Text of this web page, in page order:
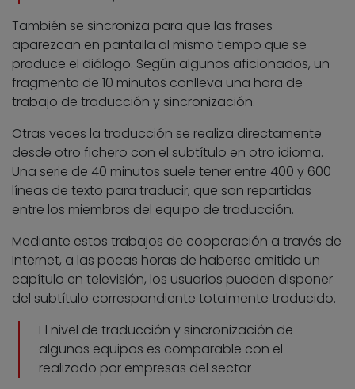
También se sincroniza para que las frases
aparezcan en pantalla al mismo tiempo que se
produce el diálogo. Según algunos aficionados, un
fragmento de 10 minutos conlleva una hora de
trabajo de traducción y sincronización.
Otras veces la traducción se realiza directamente
desde otro fichero con el subtítulo en otro idioma.
Una serie de 40 minutos suele tener entre 400 y 600
líneas de texto para traducir, que son repartidas
entre los miembros del equipo de traducción.
Mediante estos trabajos de cooperación a través de
Internet, a las pocas horas de haberse emitido un
capítulo en televisión, los usuarios pueden disponer
del subtítulo correspondiente totalmente traducido.
El nivel de traducción y sincronización de
algunos equipos es comparable con el
realizado por empresas del sector